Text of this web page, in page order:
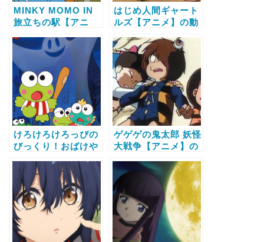
MINKY MOMO IN
旅立ちの駅【アニ
ビス比較と無料で全
話視聴する方法
はじめ人間ギャート
ルズ【アニメ】の動
と無料で全話視聴す
る方法
けろけろけろっぴの
びっくり！おばけや
画配信サービス比較
と無料で全話視聴す
る方法
ゲゲゲの鬼太郎 妖怪
大戦争【アニメ】の
較と無料で全話視聴
する方法